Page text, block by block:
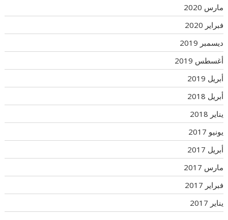
مارس 2020
فبراير 2020
ديسمبر 2019
أغسطس 2019
أبريل 2019
أبريل 2018
يناير 2018
يونيو 2017
أبريل 2017
مارس 2017
فبراير 2017
يناير 2017